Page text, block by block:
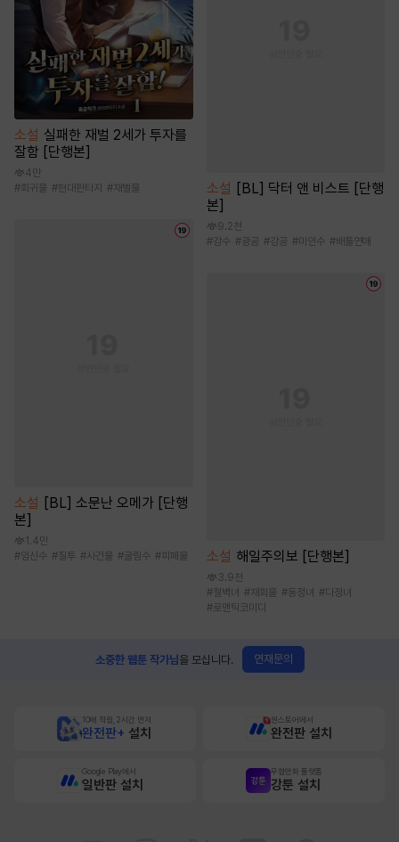
소설 실패한 재벌 2세가 투자를
잘함 [단행본]
4만
#회귀물 #현대판타지 # 재벌물
소설 [BL] 소문난 오메가 [단행
본]
1.4만
#임신수 #질투 #사건물 #굴림수 #피폐물
소설
[BL] 닥터 앤 비스트 [단행
본]
9.2천
#강수 #광공 #강공 #미인수 #배틀연애
소설 해일주의보 [단행본]
3.9천
#철벽녀 #재회물 #동정녀 #다정녀
#로맨틱코미디
소중한 웹툰 작가님을 모십니다. 연재문의
10배 적립, 2시간 먼저
완전판+ 설치
원스토어에서
완전판 설치
Google Play에서
일반판 설치
무협만화 플랫폼
강툰 설치